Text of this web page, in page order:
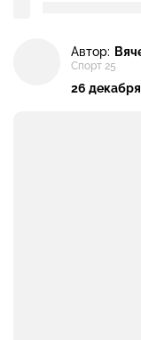
Автор:
Спорт 25
26 декабря